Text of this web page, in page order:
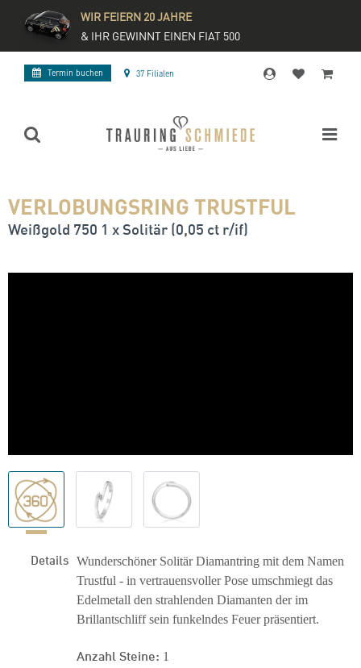
WIR FEIERN 20 JAHRE
& IHR GEWINNT EINEN FIAT 500
Termin buchen 37 Filialen
VERLOBUNGSRING TRUSTFUL
Weißgold 750 1 x Solitär (0,05 ct r/if)
Details Wunderschöner Solitär Diamantring mit dem Namen
Trustful - in vertrauensvoller Pose umschmiegt das
Edelmetall den strahlenden Diamanten der im
Brillantschliff sein funkelndes Feuer präsentiert.
Anzahl Steine: 1